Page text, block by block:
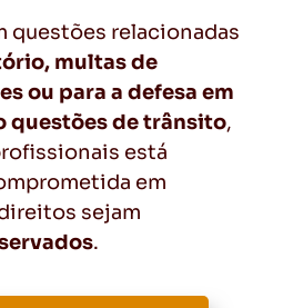
questões relacionadas
multas de
ou para a defesa em
questões de trânsito,
está
em
sejam
.